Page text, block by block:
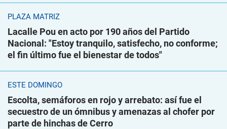
PLAZA MATRIZ
Lacalle Pou en acto por 190 años del Partido
Nacional: "Estoy tranquilo, satisfecho, no conforme;
el fin último fue el bienestar de todos"
ESTE DOMINGO
Escolta, semáforos en rojo y arrebato: así fue el
secuestro de un ómnibus y amenazas al chofer por
parte de hinchas de Cerro